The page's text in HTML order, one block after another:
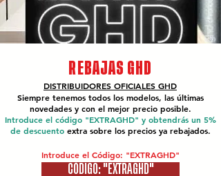
REBAJAS GHD
DISTRIBUIDORES OFICIALES GHD
Siempre tenemos todos los modelos, las últimas
novedades y con el mejor precio posible.
Introduce el código "EXTRAGHD" y obtendrás un 5%
de descuento extra sobre los precios ya rebajados.
Introduce el Código: "EXTRAGHD"
CÓDIGO: "EXTRAGHD"